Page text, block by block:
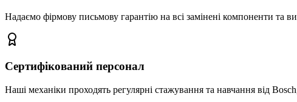
Надаємо фірмову письмову гарантію на всі замінені компоненти та
Сертифікований персонал
Наші механіки проходять регулярні стажування та навчання від